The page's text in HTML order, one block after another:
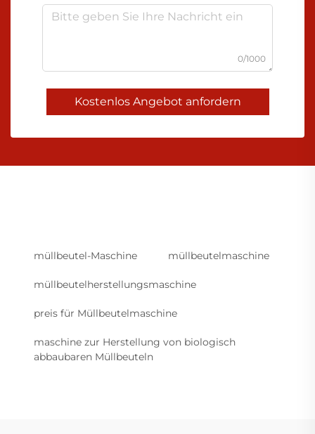
0/1000
Kostenlos Angebot anfordern
müllbeutel-Maschine müllbeutelmaschine
müllbeutelherstellungsmaschine
preis für Müllbeutelmaschine
maschine zur Herstellung von biologisch
abbaubaren Müllbeuteln